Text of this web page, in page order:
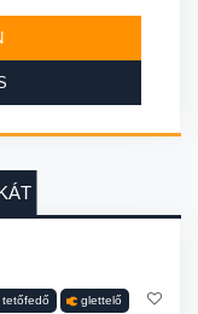
tetőfedő glettelő